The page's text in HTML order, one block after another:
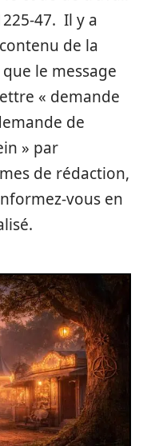
47. Il y a
de la
le message
« demande
de
» par
de rédaction,
vous en